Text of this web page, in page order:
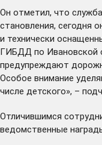
Он отметил, что
становления, сегодня
и технически
ГИБДД по Ивановской
предупреждают
Особое внимание
числе детского», –
Отличившимся
ведомственные